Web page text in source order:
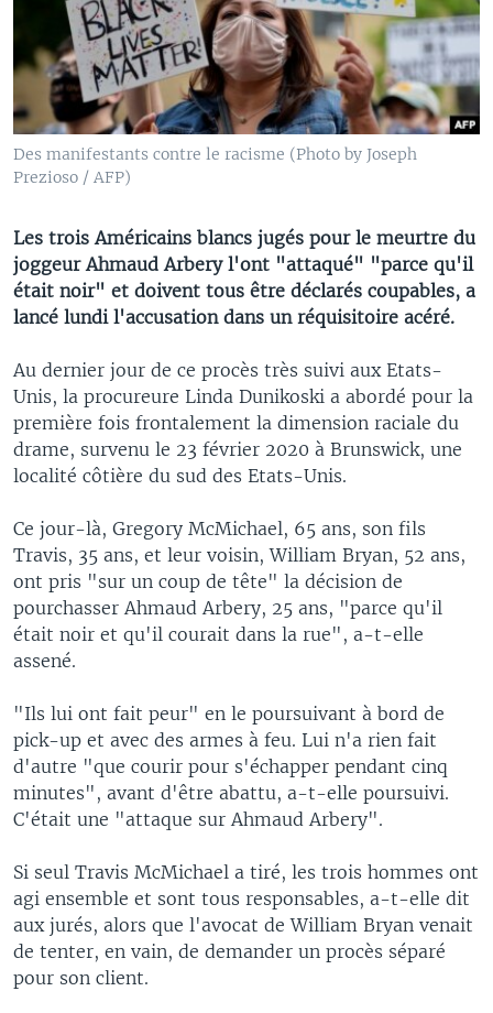
Des manifestants contre le racisme (Photo by Joseph
Prezioso / AFP)
Les trois Américains blancs jugés pour le meurtre du
joggeur Ahmaud Arbery l'ont "attaqué" "parce qu'il
était noir" et doivent tous être déclarés coupables, a
lancé lundi l'accusation dans un réquisitoire acéré.
Au dernier jour de ce procès très suivi aux Etats-
Unis, la procureure Linda Dunikoski a abordé pour la
première fois frontalement la dimension raciale du
drame, survenu le 23 février 2020 à Brunswick, une
localité côtière du sud des Etats-Unis.
Ce jour-là, Gregory McMichael, 65 ans, son fils
Travis, 35 ans, et leur voisin, William Bryan, 52 ans,
ont pris "sur un coup de tête" la décision de
pourchasser Ahmaud Arbery, 25 ans, "parce qu'il
était noir et qu'il courait dans la rue", a-t-elle
assené.
"Ils lui ont fait peur" en le poursuivant à bord de
pick-up et avec des armes à feu. Lui n'a rien fait
d'autre "que courir pour s'échapper pendant cinq
minutes", avant d'être abattu, a-t-elle poursuivi.
C'était une "attaque sur Ahmaud Arbery".
Si seul Travis McMichael a tiré, les trois hommes ont
agi ensemble et sont tous responsables, a-t-elle dit
aux jurés, alors que l'avocat de William Bryan venait
de tenter, en vain, de demander un procès séparé
pour son client.